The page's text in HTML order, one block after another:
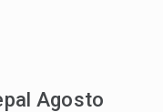
Agosto